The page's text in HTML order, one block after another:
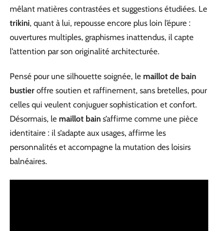
mêlant matières contrastées et suggestions étudiées. Le
trikini, quant à lui, repousse encore plus loin l’épure :
ouvertures multiples, graphismes inattendus, il capte
l’attention par son originalité architecturée.
Pensé pour une silhouette soignée, le maillot de bain
bustier offre soutien et raffinement, sans bretelles, pour
celles qui veulent conjuguer sophistication et confort.
Désormais, le maillot bain s’affirme comme une pièce
identitaire : il s’adapte aux usages, affirme les
personnalités et accompagne la mutation des loisirs
balnéaires.